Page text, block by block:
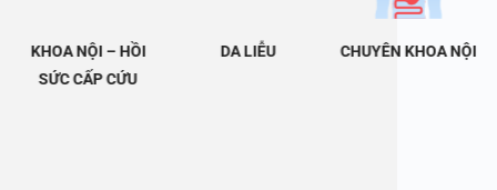
KHOA NỘI – HỒI
SỨC CẤP CỨU
DA LIỄU CHUYÊN KHOA NỘI